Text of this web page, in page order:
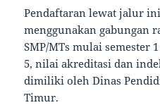
Pendaftaran lewat jalur
menggunakan gabungan
SMP/MTs mulai semester
5, nilai akreditasi dan
dimiliki oleh Dinas
Timur.